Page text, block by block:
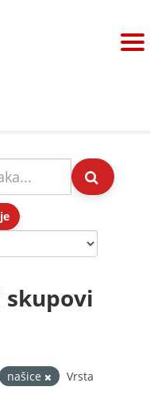
našice
Vrsta